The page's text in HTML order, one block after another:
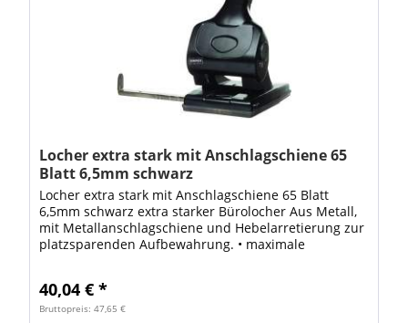
Locher extra stark mit Anschlagschiene 65
Blatt 6,5mm schwarz
Locher extra stark mit Anschlagschiene 65 Blatt
6,5mm schwarz extra starker Bürolocher Aus Metall,
mit Metallanschlagschiene und Hebelarretierung zur
platzsparenden Aufbewahrung. • maximale
40,04 € *
Bruttopreis: 47,65 €